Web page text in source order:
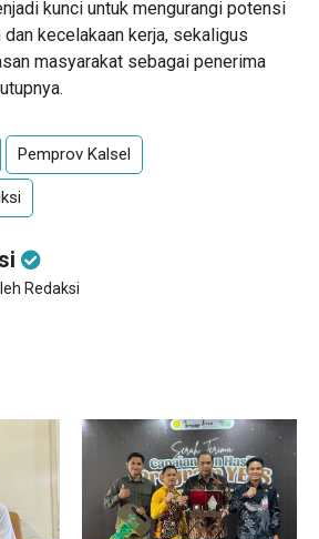
kunci untuk mengurangi potensi
dan kecelakaan kerja, sekaligus
masyarakat sebagai penerima
Pemprov Kalsel
Redaksi